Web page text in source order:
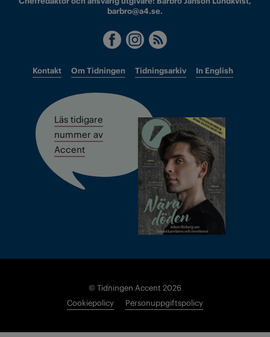
barbro@a4.se.
Kontakt Om Tidningen Tidningsarkiv In English
Läs tidigare
nummer av
Accent
© Tidningen Accent 2026
Cookiepolicy
Personuppgiftspolicy